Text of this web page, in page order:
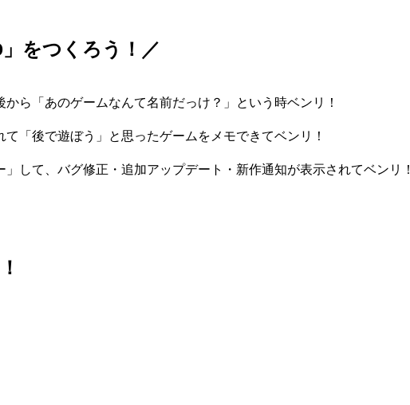
」をつくろう！／
ら「あのゲームなんて名前だっけ？」という時ベンリ！
「後で遊ぼう」と思ったゲームをメモできてベンリ！
して、バグ修正・追加アップデート・新作通知が表示されてベンリ！